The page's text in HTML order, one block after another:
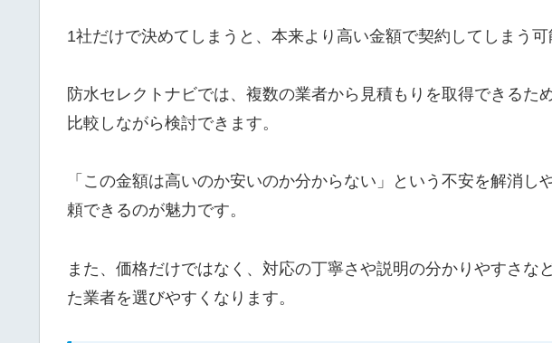
1社だけで決めてしまうと、本来より高い金額で契約してしまう可
防水セレクトナビでは、複数の業者から見積もりを取得できるた
比較しながら検討できます。
「この金額は高いのか安いのか分からない」という不安を解消し
頼できるのが魅力です。
また、価格だけではなく、対応の丁寧さや説明の分かりやすさな
た業者を選びやすくなります。